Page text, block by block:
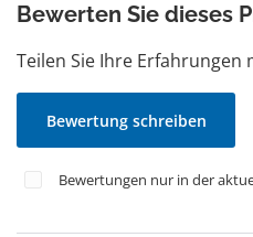
Bewerten Sie dieses
Teilen Sie Ihre Erfahrungen
Bewertung schreiben
Bewertungen nur in der